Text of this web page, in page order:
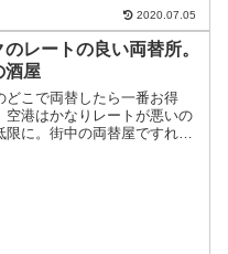
ットがある。チケットカウン
前に自分がどの...
2020.07.05
レートの良い両替所。
酒屋
どこで両替したら一番お得
空港はかなりレートが悪いの
限に。街中の両替屋ですれば